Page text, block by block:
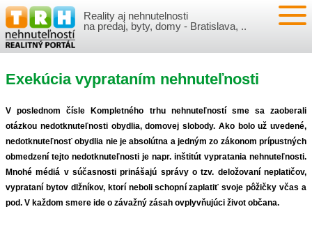
Reality aj nehnutelnosti
na predaj, byty, domy - Bratislava, ..
NEHNUTEĽNOSTI
BYTY
NOVOSTAVBY
NEBYTOVÉ PRIESTORY
REKREAČNÉ OBJEKTY
VLOŽIŤ NEHNUTEĽNOSTI
PRIHLÁSENIE
REGISTRÁCIA
VÝVOJ CIEN REALÍT
ČLÁNKY O REALITÁCH
Exekúcia vyprataním nehnuteľnosti
V poslednom čísle Kompletného trhu nehnuteľností sme sa zaoberali
otázkou nedotknuteľnosti obydlia, domovej slobody. Ako bolo už uvedené,
nedotknuteľnosť obydlia nie je absolútna a jedným zo zákonom prípustných
obmedzení tejto nedotknuteľnosti je napr. inštitút vypratania nehnuteľnosti.
Mnohé médiá v súčasnosti prinášajú správy o tzv. deložovaní neplatičov,
vyprataní bytov dlžníkov, ktorí neboli schopní zaplatiť svoje pôžičky včas a
pod. V každom smere ide o závažný zásah ovplyvňujúci život občana.